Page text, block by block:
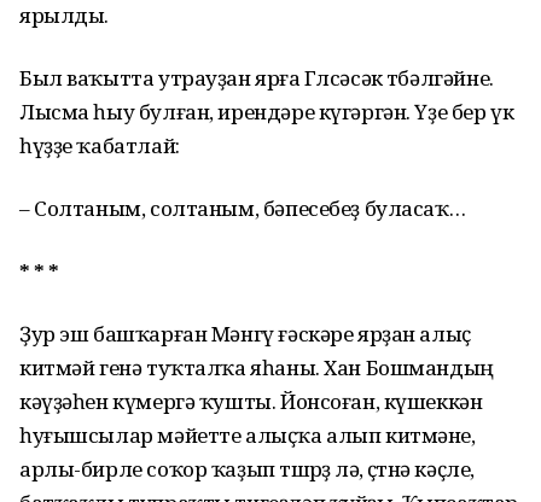
ярылды.
Был ваҡытта утрауҙан ярға Гөлсәсәк төбәлгәйне.
Лысма һыу булған, ирендәре күгәргән. Үҙе бер үк
һүҙҙе ҡабатлай:
– Солтаным, солтаным, бәпесебеҙ буласаҡ…
* * *
Ҙур эш башҡарған Мәнгү ғәскәре ярҙан алыҫ
китмәй генә туҡталҡа яһаны. Хан Бошмандың
кәүҙәһен күмергә ҡушты. Йонсоған, күшеккән
һуғышсылар мәйетте алыҫҡа алып китмәне,
арлы-бирле соҡор ҡаҙып төшөрҙө лә, өҫтөнә кәҫле,